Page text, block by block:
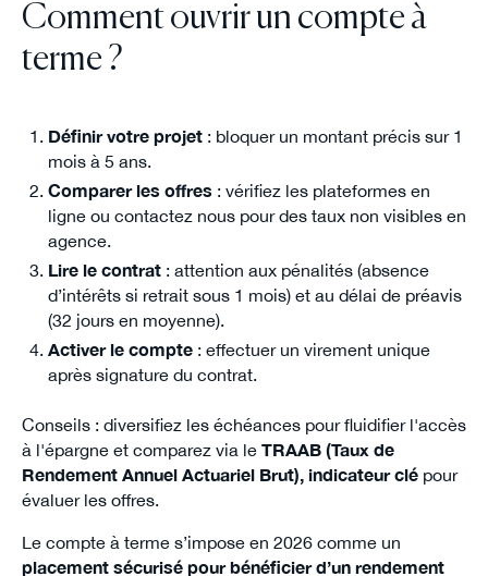
Comment ouvrir un compte à
terme ?
Définir votre projet: bloquer un montant précis sur 1
mois à 5 ans.
Comparer les offres : vérifiez les plateformes en
ligne ou contactez nous pour des taux non visibles en
agence.
Lire le contrat: attention aux pénalités (absence
d’intérêts si retrait sous 1 mois) et au délai de préavis
(32 jours en moyenne).
Activer le compte: effectuer un virement unique
après signature du contrat.
Conseils : diversifiez les échéances pour fluidifier l'accès
à l'épargne et comparez via le TRAAB (Taux de
Rendement Annuel Actuariel Brut), indicateur clépour
évaluer les offres.
Le compte à terme s’impose en 2026 comme un
placement sécurisé pour bénéficier d’un rendement